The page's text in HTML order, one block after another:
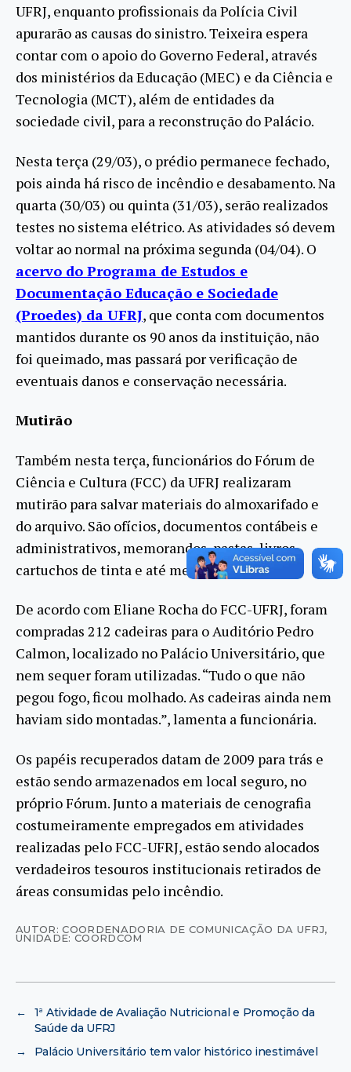
UFRJ, enquanto profissionais da Polícia Civil
apurarão as causas do sinistro. Teixeira espera
contar com o apoio do Governo Federal, através
dos ministérios da Educação (MEC) e da Ciência e
Tecnologia (MCT), além de entidades da
sociedade civil, para a reconstrução do Palácio.
Nesta terça (29/03), o prédio permanece fechado,
pois ainda há risco de incêndio e desabamento. Na
quarta (30/03) ou quinta (31/03), serão realizados
testes no sistema elétrico. As atividades só devem
voltar ao normal na próxima segunda (04/04). O
acervo do Programa de Estudos e
Documentação Educação e Sociedade
(Proedes) da UFRJ, que conta com documentos
mantidos durante os 90 anos da instituição, não
foi queimado, mas passará por verificação de
eventuais danos e conservação necessária.
Mutirão
Também nesta terça, funcionários do Fórum de
Ciência e Cultura (FCC) da UFRJ realizaram
mutirão para salvar materiais do almoxarifado e
do arquivo. São ofícios, documentos contábeis e
administrativos, memorandos, pastas, livros,
cartuchos de tinta e até mesmo cadeiras.
De acordo com Eliane Rocha do FCC-UFRJ, foram
compradas 212 cadeiras para o Auditório Pedro
Calmon, localizado no Palácio Universitário, que
nem sequer foram utilizadas. “Tudo o que não
pegou fogo, ficou molhado. As cadeiras ainda nem
haviam sido montadas.”, lamenta a funcionária.
Os papéis recuperados datam de 2009 para trás e
estão sendo armazenados em local seguro, no
próprio Fórum. Junto a materiais de cenografia
costumeiramente empregados em atividades
realizadas pelo FCC-UFRJ, estão sendo alocados
verdadeiros tesouros institucionais retirados de
áreas consumidas pelo incêndio.
AUTOR: COORDENADORIA DE COMUNICAÇÃO DA UFRJ,
UNIDADE: COORDCOM
←
1ª Atividade de Avaliação Nutricional e Promoção da
Saúde da UFRJ
→
Palácio Universitário tem valor histórico inestimável